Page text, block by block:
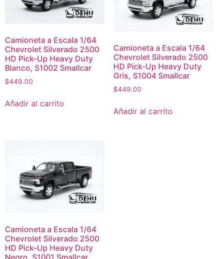
Camioneta a Escala 1/64
Chevrolet Silverado 2500
HD Pick-Up Heavy Duty
Blanco, S1002 Smallcar
$449.00
Añadir al carrito
Camioneta a Escala 1/64
Chevrolet Silverado 2500
HD Pick-Up Heavy Duty
Gris, S1004 Smallcar
$449.00
Añadir al carrito
Camioneta a Escala 1/64
Chevrolet Silverado 2500
HD Pick-Up Heavy Duty